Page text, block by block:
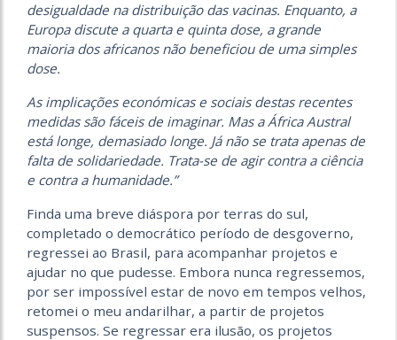
desigualdade na distribuição das vacinas. Enquanto, a
Europa discute a quarta e quinta dose, a grande
maioria dos africanos não beneficiou de uma simples
dose.
As implicações económicas e sociais destas recentes
medidas são fáceis de imaginar. Mas a África Austral
está longe, demasiado longe. Já não se trata apenas de
falta de solidariedade. Trata-se de agir contra a ciência
e contra a humanidade.”
Finda uma breve diáspora por terras do sul,
completado o democrático período de desgoverno,
regressei ao Brasil, para acompanhar projetos e
ajudar no que pudesse. Embora nunca regressemos,
por ser impossível estar de novo em tempos velhos,
retomei o meu andarilhar, a partir de projetos
suspensos. Se regressar era ilusão, os projetos